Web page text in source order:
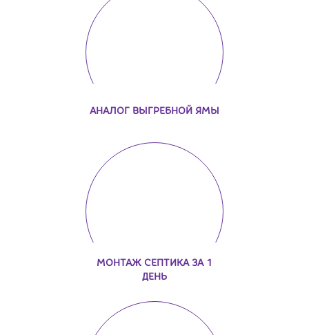
АНАЛОГ ВЫГРЕБНОЙ ЯМЫ
МОНТАЖ СЕПТИКА ЗА 1
ДЕНЬ